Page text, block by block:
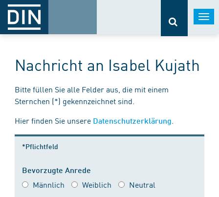
Nachricht an Isabel Kujath
Bitte füllen Sie alle Felder aus, die mit einem
Sternchen (*) gekennzeichnet sind.
Hier finden Sie unsere Datenschutzerklärung
*Pflichtfeld
Bevorzugte Anrede
Männlich Weiblich Neutral